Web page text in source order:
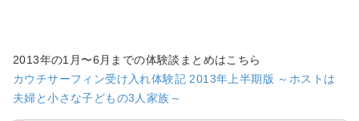
2013年の1月〜6月までの体験談まとめはこちら
カウチサーフィン受け入れ体験記 2013年上半期版 ～ホストは
夫婦と小さな子どもの3人家族～